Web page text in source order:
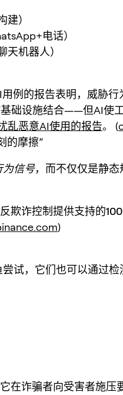
建）
电话）
天机器人）
例的报告表明，威胁行
础设施结合——但AI使
乱恶意AI使用的报告。 (
的摩擦”
为信号，而不仅仅是静态
欺诈控制提供支持的
)
试，它们也可以通过检
在诈骗者向受害者施压